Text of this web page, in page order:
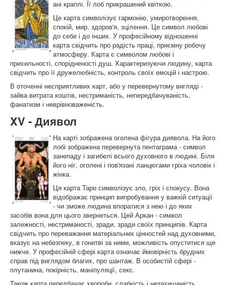
ані краплі. Її лоб прикрашений квіткою.
Це карта символізує гармонію, умиротворення,
спокій, мир, здоров'я, зцілення. Це символ любові
до себе і до інших. У професійному відношенні
карта свідчить про радість праці, приємну робочу
атмосферу. Карта є символом любові і
прихильності, спорідненості душ. Характеризуючи людину, карта
свідчить про її дружелюбність, контроль своїх емоцій і настрою.
В оточенні несприятливих карт, або у перевернутому вигляді -
зайва витрата коштів, нестриманість, непередбачуваність,
фанатизм і неврівноваженість.
XV - Диявол
На карті зображена оголена фігура диявола. На його
лобі зображена перевернута пентаграма - символ
занепаду і загибелі всього духовного в людині. Біля
його ніг, оголені і пов'язані ланцюгами гріха чоловік і
жінка.
Ця карта Таро символізує зло, гріх і спокусу. Вона
відображає принцип випробування у важкій ситуації
- чи зможе людина впоратися з нею і до яких
засобів вона для цього звернеться. Цей Аркан - символ
залежності, нестриманості, зради, зради своїх принципів. Карта
свідчить про переважання матеріальних цінностей над духовними,
вказує на небезпеку, в гонитві за ними, можливість опуститися ще
нижче. У професійній сфері карта означає ймовірність брудних
справ під виглядом благих, про шантаж. В особистій сфері -
плутанина, покірність, маніпуляції, секс.